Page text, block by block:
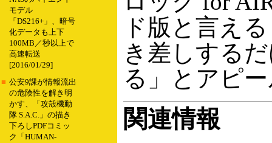
モデル
「DS216+」、暗号
化データも上下
100MB／秒以上で
高速転送
[2016/01/29]
■ 公安9課が情報流出
の危険性を解き明
かす、「攻殻機動
隊 S.A.C.」の描き
下ろしPDFコミッ
ク「HUMAN-
ド版と言え
き差しする
る」とアピ
関連情報